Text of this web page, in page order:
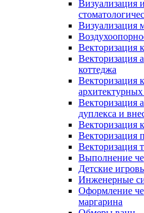
Визуализация
Визуализация
Векторизация
Векторизация
коттеджа
Векторизация
Векторизация
дуплекса и
Векторизация
Векторизация
Векторизация
Выполнение
Детские
Инженерные
Оформление
маргарина